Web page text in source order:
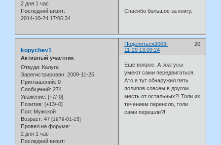
2 дня 1 час
Последний визит:
2014-10-24 17:06:34
Спасибо большое за книгу.
Поделиться 20
2009-
11-29 13:09:24
kopychev1
Активный участник
Откуда: Калуга
Зарегистрирован: 2009-11-25
Приглашений: 0
Сообщений: 274
Уважение: [+7/-0]
Позитив: [+13/-0]
Пол: Мужской
Возраст: 47 [1979-01-15]
Провел на форуме:
2 дня 1 час
Последний визит:
Еще вопрос. А зоатусы
умеют сами передвигаться.
Ато я тут обнаружил пять
полипов совсем в другом
месть от остальных?! Толи их
течением перенсло, толи
сами перешли?!